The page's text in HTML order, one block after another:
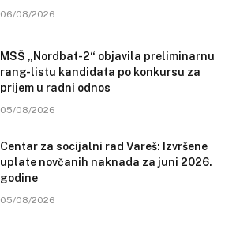
06/08/2026
MSŠ „Nordbat-2“ objavila preliminarnu
rang-listu kandidata po konkursu za
prijem u radni odnos
05/08/2026
Centar za socijalni rad Vareš: Izvršene
uplate novčanih naknada za juni 2026.
godine
05/08/2026